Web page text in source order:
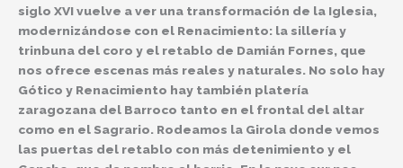
siglo XVI vuelve a ver una transformación de la Iglesia,
modernizándose con el Renacimiento: la sillería y
trinbuna del coro y el retablo de Damián Fornes, que
nos ofrece escenas más reales y naturales. No solo hay
Gótico y Renacimiento hay también platería
zaragozana del Barroco tanto en el frontal del altar
como en el Sagrario. Rodeamos la Girola donde vemos
las puertas del retablo con más detenimiento y el